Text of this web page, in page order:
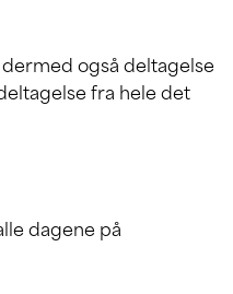
også deltagelse
fra hele det
dagene på